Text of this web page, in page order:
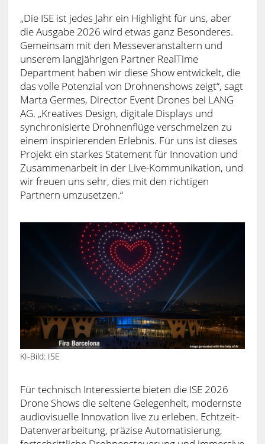
„Die ISE ist jedes Jahr ein Highlight für uns, aber
die Ausgabe 2026 wird etwas ganz Besonderes.
Gemeinsam mit den Messeveranstaltern und
unserem langjährigen Partner RealTime
Department haben wir diese Show entwickelt, die
das volle Potenzial von Drohnenshows zeigt“, sagt
Marta Germes, Director Event Drones bei LANG
AG. „Kreatives Design, digitale Displays und
synchronisierte Drohnenflüge verschmelzen zu
einem inspirierenden Erlebnis. Für uns ist dieses
Projekt ein starkes Statement für Innovation und
Zusammenarbeit in der Live-Kommunikation, und
wir freuen uns sehr, dies mit den richtigen
Partnern umzusetzen.“
KI-Bild: ISE
Für technisch Interessierte bieten die ISE 2026
Drone Shows die seltene Gelegenheit, modernste
audiovisuelle Innovation live zu erleben. Echtzeit-
Datenverarbeitung, präzise Automatisierung,